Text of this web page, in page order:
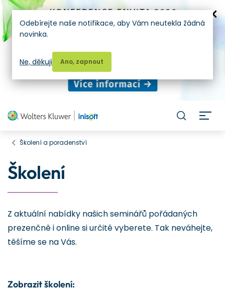
Školení a poradenství
Školení
Z aktuální nabídky našich seminářů pořádaných
prezenčně i online si určitě vyberete. Tak neváhejte,
těšíme se na Vás.
Zobrazit školení:
Odebírejte naše notifikace, aby Vám neutekla žádná
novinka.
Ano, zapnout
Ne, děkuji